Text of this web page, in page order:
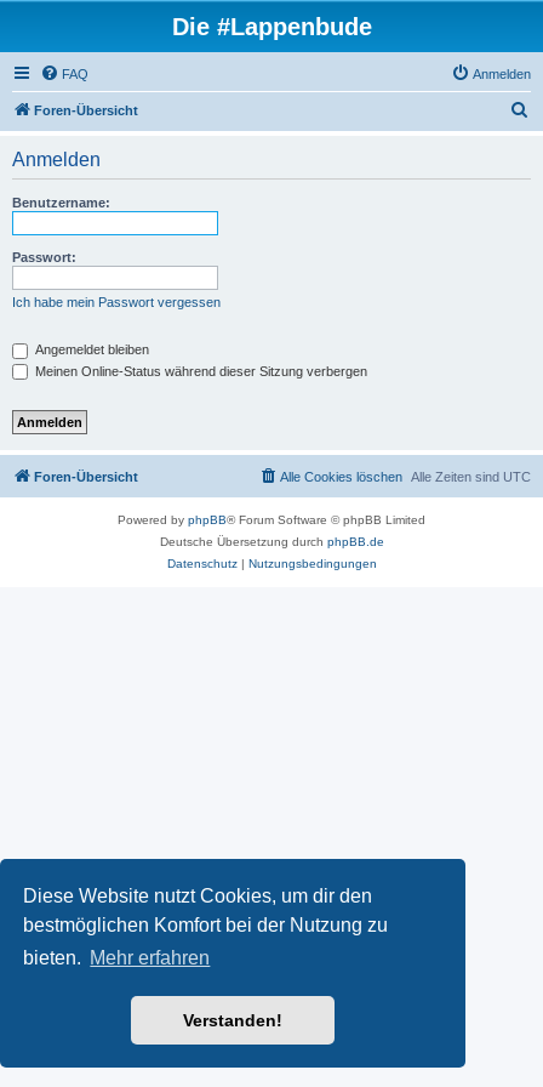
Diese Website nutzt Cookies, um dir den
bestmöglichen Komfort bei der Nutzung zu
bieten. Mehr erfahren
Verstanden!
Die #Lappenbude
FAQ Anmelden
Foren-Übersicht
Anmelden
Benutzername:
Passwort:
Ich habe mein Passwort vergessen
Angemeldet bleiben
Meinen Online-Status während dieser Sitzung verbergen
Foren-Übersicht Alle Zeiten sind UTC
Alle Cookies löschen
Powered by phpBB® Forum Software © phpBB Limited
Deutsche Übersetzung durch phpBB.de
Datenschutz| Nutzungsbedingungen